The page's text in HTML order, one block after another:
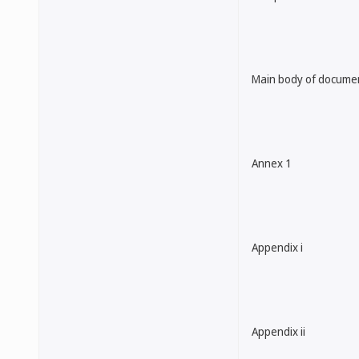
Main body of
Annex 1
Appendix i
Appendix ii